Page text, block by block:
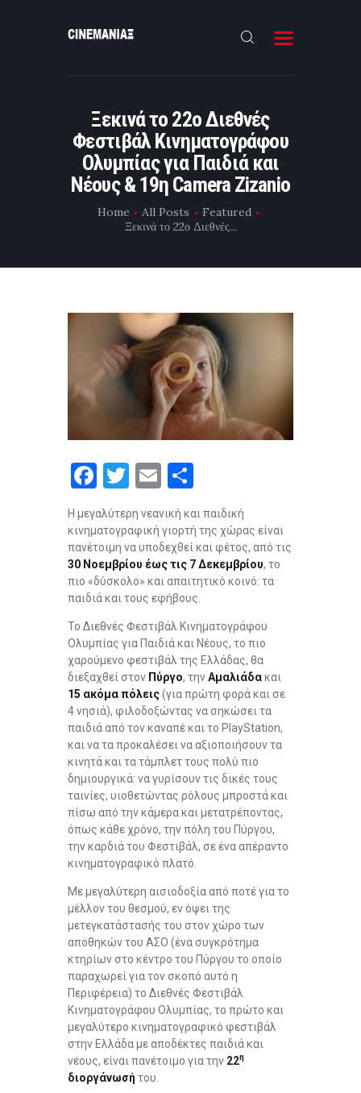
Ξεκινά το 22ο Διεθνές
Φεστιβάλ Κινηματογράφου
Ολυμπίας για Παιδιά και
Νέους & 19η Camera Zizanio
Home All Posts
Featured
Ξεκινά το 22ο Διεθνές...
ΝΕΑ
ΣΥΝΕΝΤΕΥΞΗ
FILMMAKING
ΜΙΚΡΟΥ ΜΗΚΟΥΣ
F
a
ce
b
o
o
k
T
tt
er
E
m
ail ar
e
Η μεγαλύτερη νεανική και παιδική
κινηματογραφική γιορτή της χώρας είναι
πανέτοιμη να υποδεχθεί και φέτος, από τις
30 Νοεμβρίου έως τις 7 Δεκεμβρίου, το
πιο «δύσκολο» και απαιτητικό κοινό: τα
παιδιά και τους εφήβους.
Το Διεθνές Φεστιβάλ Κινηματογράφου
Ολυμπίας για Παιδιά και Νέους, το πιο
χαρούμενο φεστιβάλ της Ελλάδας, θα
διεξαχθεί στον Πύργο, τηνΑμαλιάδακαι
15 ακόμα πόλεις(για πρώτη φορά και σε
4 νησιά), φιλοδοξώντας να σηκώσει τα
παιδιά από τον καναπέ και το PlayStation,
και να τα προκαλέσει να αξιοποιήσουν τα
κινητά και τα τάμπλετ τους πολύ πιο
δημιουργικά: να γυρίσουν τις δικές τους
ταινίες, υιοθετώντας ρόλους μπροστά και
πίσω από την κάμερα και μετατρέποντας,
όπως κάθε χρόνο, την πόλη του Πύργου,
την καρδιά του Φεστιβάλ, σε ένα απέραντο
κινηματογραφικό πλατό.
Με μεγαλύτερη αισιοδοξία από ποτέ για το
μέλλον του θεσμού, εν όψει της
μετεγκατάστασής του στον χώρο των
αποθηκών του ΑΣΟ (ένα συγκρότημα
κτηρίων στο κέντρο του Πύργου το οποίο
παραχωρεί για τον σκοπό αυτό η
Περιφέρεια) το Διεθνές Φεστιβάλ
Κινηματογράφου Ολυμπίας, το πρώτο και
μεγαλύτερο κινηματογραφικό φεστιβάλ
στην Ελλάδα με αποδέκτες παιδιά και
νέους, είναι πανέτοιμο για την 22η
διοργάνωσή του.